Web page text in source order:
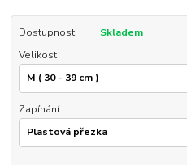
Dostupnost
Skladem
Velikost
Zapínání